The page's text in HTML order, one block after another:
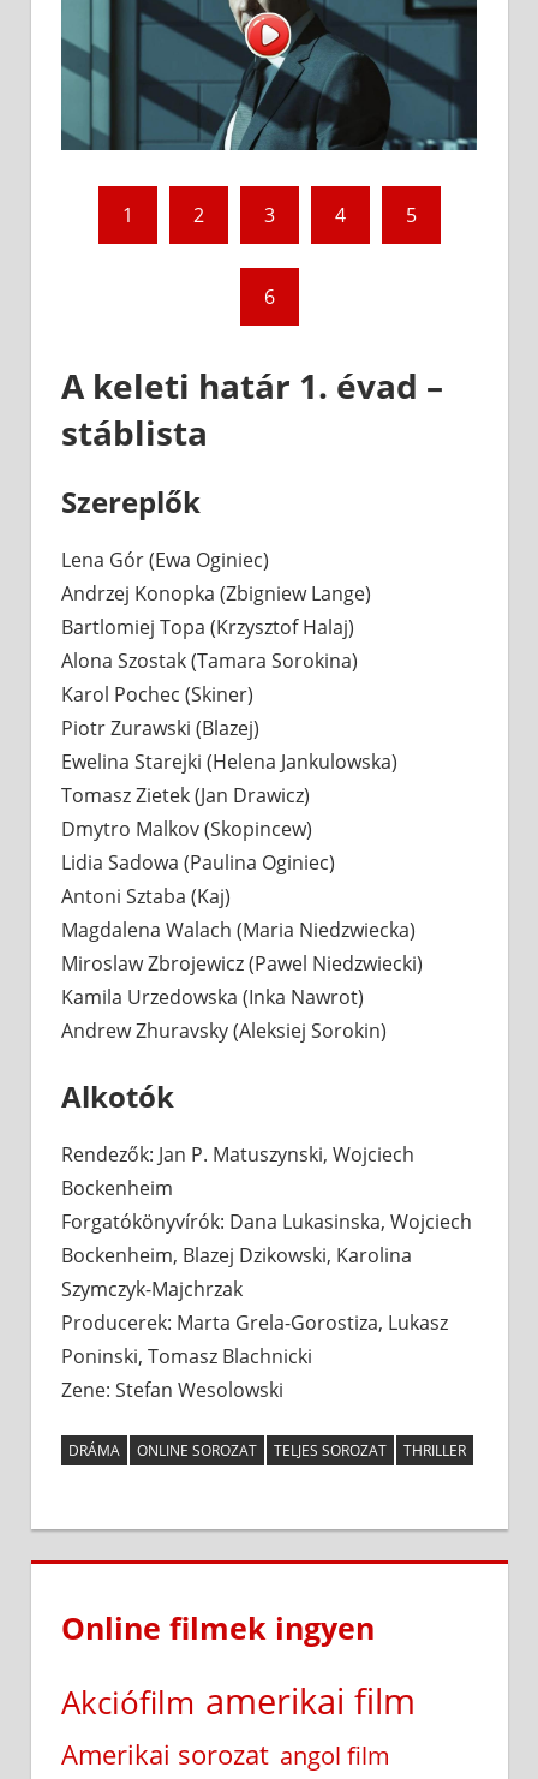
1 2 3 4 5
6
A keleti határ 1. évad –
stáblista
Szereplők
Lena Gór (Ewa Oginiec)
Andrzej Konopka (Zbigniew Lange)
Bartlomiej Topa (Krzysztof Halaj)
Alona Szostak (Tamara Sorokina)
Karol Pochec (Skiner)
Piotr Zurawski (Blazej)
Ewelina Starejki (Helena Jankulowska)
Tomasz Zietek (Jan Drawicz)
Dmytro Malkov (Skopincew)
Lidia Sadowa (Paulina Oginiec)
Antoni Sztaba (Kaj)
Magdalena Walach (Maria Niedzwiecka)
Miroslaw Zbrojewicz (Pawel Niedzwiecki)
Kamila Urzedowska (Inka Nawrot)
Andrew Zhuravsky (Aleksiej Sorokin)
Alkotók
Rendezők: Jan P. Matuszynski, Wojciech
Bockenheim
Forgatókönyvírók: Dana Lukasinska, Wojciech
Bockenheim, Blazej Dzikowski, Karolina
Szymczyk-Majchrzak
Producerek: Marta Grela-Gorostiza, Lukasz
Poninski, Tomasz Blachnicki
Zene: Stefan Wesolowski
DRÁMA ONLINE SOROZAT TELJES SOROZAT THRILLER
Online filmek ingyen
Akciófilm amerikai film
Amerikai sorozat angol film